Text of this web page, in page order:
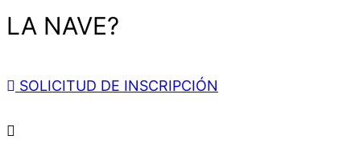
LA NAVE?
SOLICITUD DE INSCRIPCIÓN